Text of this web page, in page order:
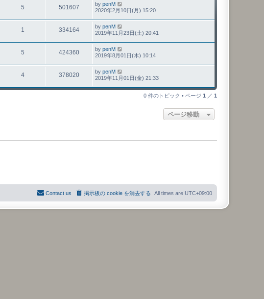
5 501607 by penM
2020年2月10日(月) 15:20
1 334164 by penM
2019年11月23日(土) 20:41
5 424360 by penM
2019年8月01日(木) 10:14
4 378020 by penM
2019年11月01日(金) 21:33
0 件のトピック • ページ 1 ／ 1
ページ移動
All times are UTC+09:00
掲示板の cookie を消去する
Contact us